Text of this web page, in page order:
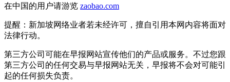
在中国的用户请游览 zaobao.com
提醒：新加坡网络业者若未经许可，擅自引用本网内容将面对
法律行动。
第三方公司可能在早报网站宣传他们的产品或服务。不过您跟
第三方公司的任何交易与早报网站无关，早报将不会对可能引
起的任何损失负责。